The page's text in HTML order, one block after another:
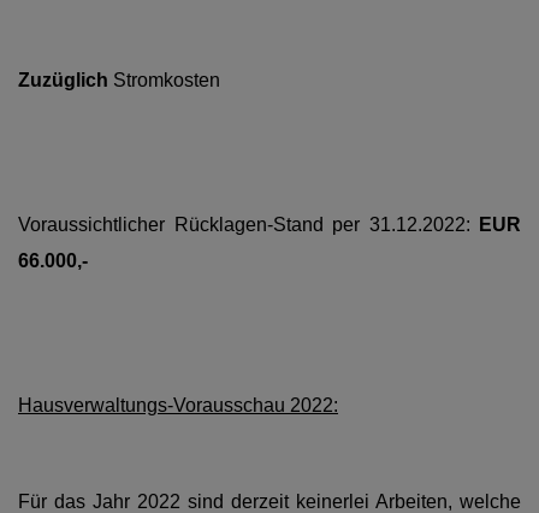
Zuzüglich Stromkosten
Voraussichtlicher Rücklagen-Stand per 31.12.2022: EUR
66.000,-
Hausverwaltungs-Vorausschau 2022:
Für das Jahr 2022 sind derzeit keinerlei Arbeiten, welche